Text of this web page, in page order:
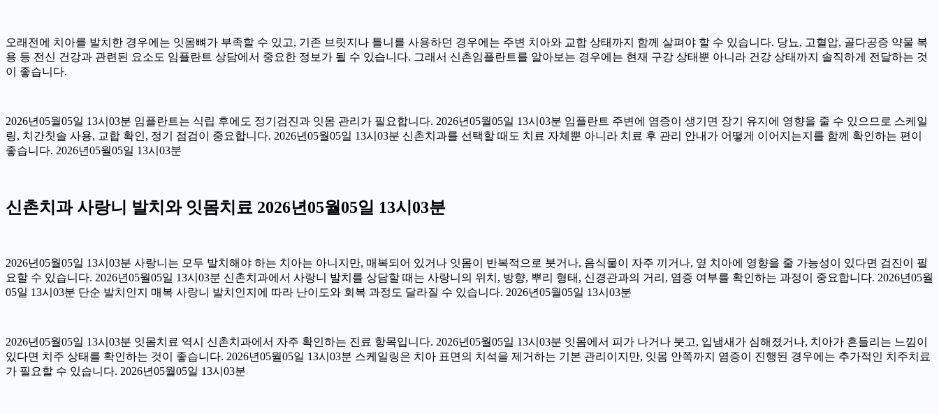
오래전에 치아를 발치한 경우에는 잇몸뼈가 부족할 수 있고, 기존 브릿지나 틀니를 사용하던 경우에는 주변 치아와 교합 상태까지 함께 살펴야 할 수 있습니다. 당뇨, 고혈압, 골다공증 약물 복
용 등 전신 건강과 관련된 요소도 임플란트 상담에서 중요한 정보가 될 수 있습니다. 그래서 신촌임플란트를 알아보는 경우에는 현재 구강 상태뿐 아니라 건강 상태까지 솔직하게 전달하는 것
이 좋습니다.
2026년05월05일 13시03분 임플란트는 식립 후에도 정기검진과 잇몸 관리가 필요합니다. 2026년05월05일 13시03분 임플란트 주변에 염증이 생기면 장기 유지에 영향을 줄 수 있으므로 스케일
링, 치간칫솔 사용, 교합 확인, 정기 점검이 중요합니다. 2026년05월05일 13시03분 신촌치과를 선택할 때도 치료 자체뿐 아니라 치료 후 관리 안내가 어떻게 이어지는지를 함께 확인하는 편이
좋습니다. 2026년05월05일 13시03분
신촌치과 사랑니 발치와 잇몸치료 2026년05월05일 13시03분
2026년05월05일 13시03분 사랑니는 모두 발치해야 하는 치아는 아니지만, 매복되어 있거나 잇몸이 반복적으로 붓거나, 음식물이 자주 끼거나, 옆 치아에 영향을 줄 가능성이 있다면 검진이 필
요할 수 있습니다. 2026년05월05일 13시03분 신촌치과에서 사랑니 발치를 상담할 때는 사랑니의 위치, 방향, 뿌리 형태, 신경관과의 거리, 염증 여부를 확인하는 과정이 중요합니다. 2026년05월
05일 13시03분 단순 발치인지 매복 사랑니 발치인지에 따라 난이도와 회복 과정도 달라질 수 있습니다. 2026년05월05일 13시03분
2026년05월05일 13시03분 잇몸치료 역시 신촌치과에서 자주 확인하는 진료 항목입니다. 2026년05월05일 13시03분 잇몸에서 피가 나거나 붓고, 입냄새가 심해졌거나, 치아가 흔들리는 느낌이
있다면 치주 상태를 확인하는 것이 좋습니다. 2026년05월05일 13시03분 스케일링은 치아 표면의 치석을 제거하는 기본 관리이지만, 잇몸 안쪽까지 염증이 진행된 경우에는 추가적인 치주치료
가 필요할 수 있습니다. 2026년05월05일 13시03분